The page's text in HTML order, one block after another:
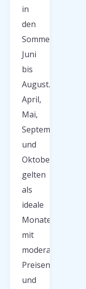
in
den
Sommermonaten
Juni
bis
August.
April,
Mai,
September
und
Oktober
gelten
als
ideale
Monate
mit
moderaten
Preisen
und